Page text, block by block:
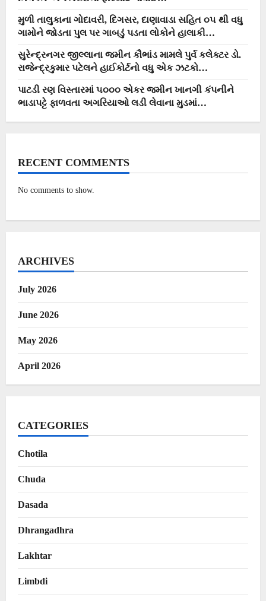
મુળી તાલુકાના ગોદાવરી, દિગસર, દાણાવાડા સહિત ૦૫ થી વધુ
ગામોને જોડતા પુલ પર ગાબડું પડતા લોકોને હાલાકી…
સુરેન્દ્રનગર જીલ્લાના જમીન કૌભાંડ મામલે પુર્વ કલેક્ટર ડો.
રાજેન્દ્રકુમાર પટેલને હાઈકોર્ટનો વધુ એક ઝટકો…
પાટડી રણ વિસ્તારમાં ૫૦૦૦ એકર જમીન ખાનગી કંપનીને
ભાડાપટ્ટે ફાળવતા અગરિયાઓ લડી લેવાના મુડમાં…
RECENT COMMENTS
No comments to show.
ARCHIVES
July 2026
June 2026
May 2026
April 2026
CATEGORIES
Chotila
Chuda
Dasada
Dhrangadhra
Lakhtar
Limbdi